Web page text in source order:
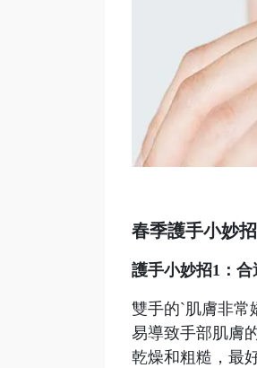
春季護手小妙招
護手小妙招1：
雙手的`肌膚非常
易導致手部肌膚
乾燥和粗糙，最